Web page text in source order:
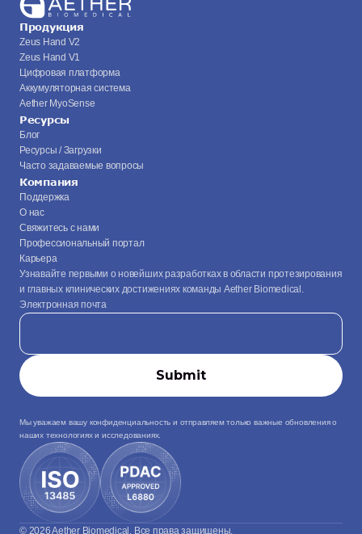
Продукция
Zeus Hand V2
Zeus Hand V1
Цифровая платформа
Аккумуляторная система
Aether MyoSense
Ресурсы
Блог
Ресурсы / Загрузки
Часто задаваемые вопросы
Компания
Поддержка
О нас
Свяжитесь с нами
Профессиональный портал
Карьера
Узнавайте первыми о новейших разработках в области протезирования
и главных клинических достижениях команды Aether Biomedical.
Электронная почта
Мы уважаем вашу конфиденциальность и отправляем только важные обновления о
наших технологиях и исследованиях.
© 2026 Aether Biomedical. Все права защищены.